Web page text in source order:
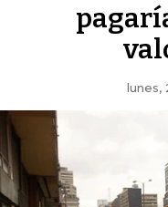
lunes,